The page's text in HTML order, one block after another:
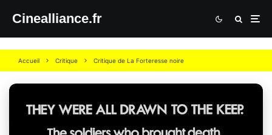
Cinealliance.fr
Accueil Critique Critique de La Forteresse noire